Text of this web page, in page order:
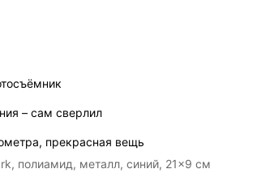
– сам сверлил
прекрасная вещь
полиамид, металл, синий, 21x9 см